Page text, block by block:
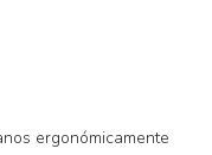
ergonómicamente